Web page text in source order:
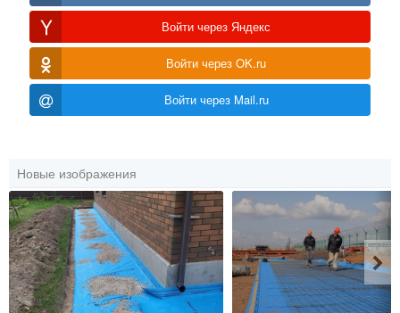
Войти через Яндекс
Войти через OK.ru
Войти через Mail.ru
Новые изображения